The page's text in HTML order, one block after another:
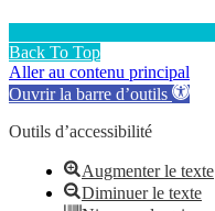
Back To Top
Aller au contenu principal
Ouvrir la barre d’outils
Outils d’accessibilité
Augmenter le texte
Diminuer le texte